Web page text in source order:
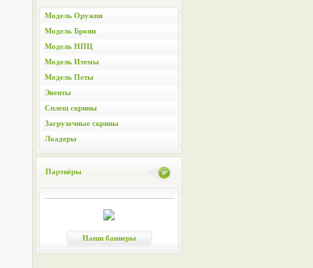
Модель Оружия
Модель Брони
Модель НПЦ
Модель Итемы
Модель Петы
Эвенты
Сплеш скрины
Загрузочные скрины
Лоадеры
Партнёры
Наши баннеры